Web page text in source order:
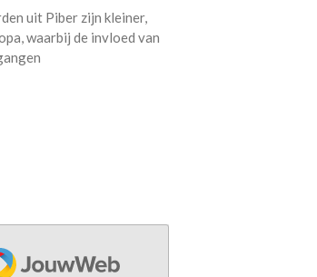
uit Piber zijn kleiner,
waarbij de invloed van